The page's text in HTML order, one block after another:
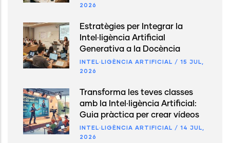
2026
Estratègies per Integrar la
Intel·ligència Artificial
Generativa a la Docència
INTEL·LIGÈNCIA ARTIFICIAL / 15 JUL,
2026
Transforma les teves classes
amb la Intel·ligència Artificial:
Guia pràctica per crear vídeos
INTEL·LIGÈNCIA ARTIFICIAL / 14 JUL,
2026